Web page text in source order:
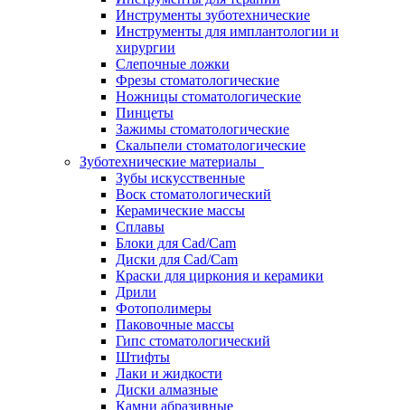
Инструменты зуботехнические
Инструменты для имплантологии и
хирургии
Слепочные ложки
Фрезы стоматологические
Ножницы стоматологические
Пинцеты
Зажимы стоматологические
Скальпели стоматологические
Зуботехнические материалы
Зубы искусственные
Воск стоматологический
Керамические массы
Сплавы
Блоки для Cad/Cam
Диски для Cad/Cam
Краски для циркония и керамики
Дрили
Фотополимеры
Паковочные массы
Гипс стоматологический
Штифты
Лаки и жидкости
Диски алмазные
Камни абразивные